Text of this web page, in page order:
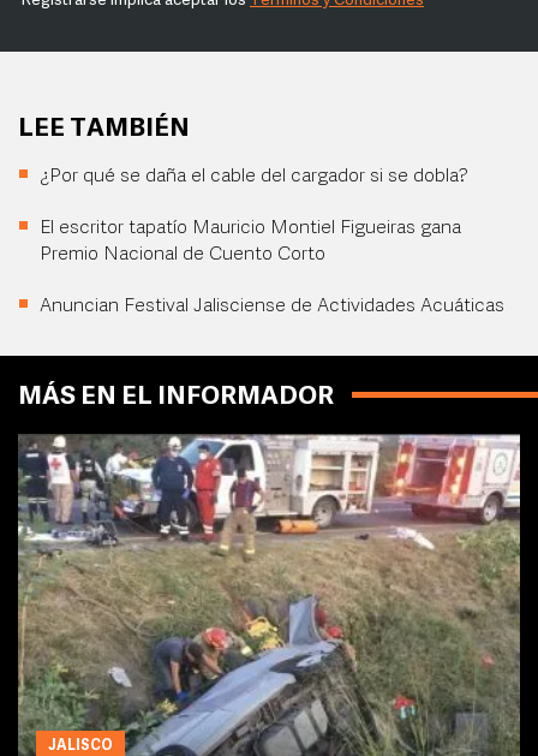
LEE TAMBIÉN
¿Por qué se daña el cable del cargador si se dobla?
El escritor tapatío Mauricio Montiel Figueiras gana
Premio Nacional de Cuento Corto
Anuncian Festival Jalisciense de Actividades Acuáticas
MÁS EN EL INFORMADOR
JALISCO